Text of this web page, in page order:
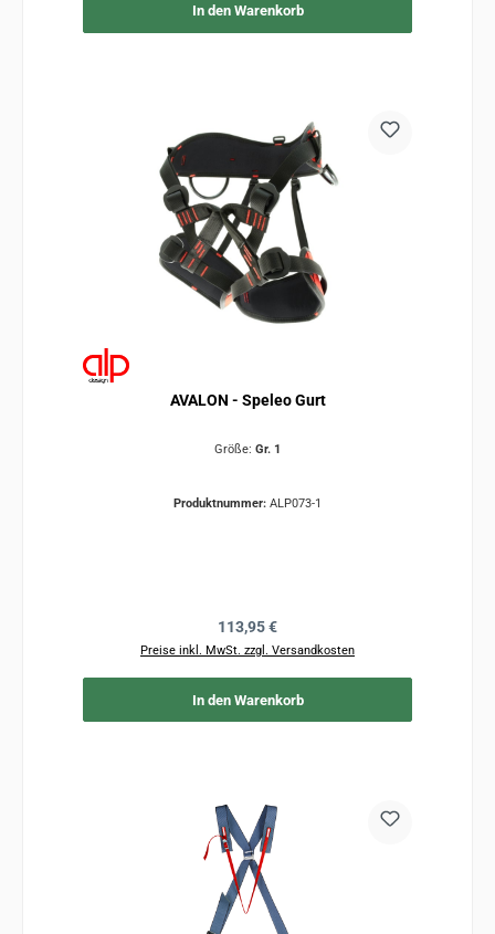
In den Warenkorb
AVALON - Speleo Gurt
Größe: Gr. 1
Produktnummer: ALP073-1
Regulärer Preis:
113,95 €
Preise inkl. MwSt. zzgl. Versandkosten
In den Warenkorb